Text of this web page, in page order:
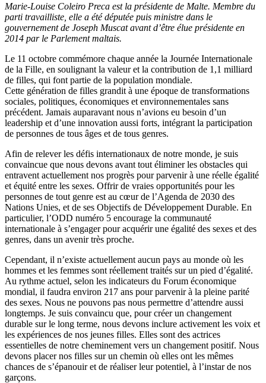
Marie-Louise Coleiro Preca est la présidente de Malte. Membre du
parti travailliste, elle a été députée puis ministre dans le
gouvernement de Joseph Muscat avant d’être élue présidente en
2014 par le Parlement maltais.
Le 11 octobre commémore chaque année la Journée Internationale
de la Fille, en soulignant la valeur et la contribution de 1,1 milliard
de filles, qui font partie de la population mondiale.
Cette génération de filles grandit à une époque de transformations
sociales, politiques, économiques et environnementales sans
précédent. Jamais auparavant nous n’avions eu besoin d’un
leadership et d’une innovation aussi forts, intégrant la participation
de personnes de tous âges et de tous genres.
Afin de relever les défis internationaux de notre monde, je suis
convaincue que nous devons avant tout éliminer les obstacles qui
entravent actuellement nos progrès pour parvenir à une réelle égalité
et équité entre les sexes. Offrir de vraies opportunités pour les
personnes de tout genre est au cœur de l’Agenda de 2030 des
Nations Unies, et de ses Objectifs de Développement Durable. En
particulier, l’ODD numéro 5 encourage la communauté
internationale à s’engager pour acquérir une égalité des sexes et des
genres, dans un avenir très proche.
Cependant, il n’existe actuellement aucun pays au monde où les
hommes et les femmes sont réellement traités sur un pied d’égalité.
Au rythme actuel, selon les indicateurs du Forum économique
mondial, il faudra environ 217 ans pour parvenir à la pleine parité
des sexes. Nous ne pouvons pas nous permettre d’attendre aussi
longtemps. Je suis convaincu que, pour créer un changement
durable sur le long terme, nous devons inclure activement les voix et
les expériences de nos jeunes filles. Elles sont des actrices
essentielles de notre cheminement vers un changement positif. Nous
devons placer nos filles sur un chemin où elles ont les mêmes
chances de s’épanouir et de réaliser leur potentiel, à l’instar de nos
garçons.